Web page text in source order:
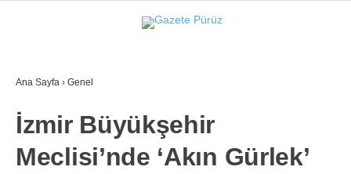
YEREL YÖNETIMLER
GÜNCEL
Ana Sayfa › Genel
İzmir Büyükşehir
Meclisi’nde ‘Akın Gürlek’